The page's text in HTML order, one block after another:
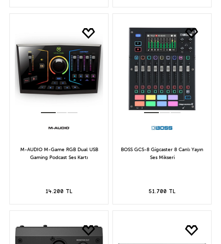
M-AUDIO M-Game RGB Dual USB
Gaming Podcast Ses Kartı
14.200 TL
BOSS GCS-8 Gigcaster 8 Canlı Yayın
Ses Mikseri
51.700 TL